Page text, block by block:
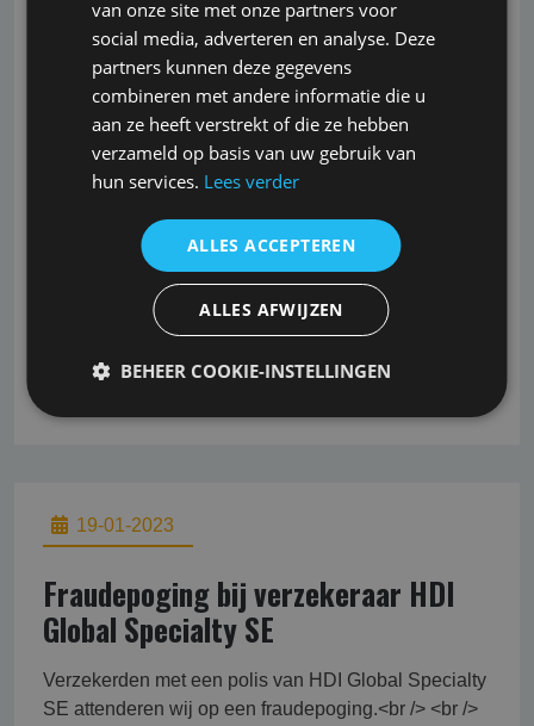
24-11-2022
Alta Signa
Alta Signa heeft een maximale tekencapaciteit tot €
10.000.000,- als primaire of excedentdekking
beroepsaansprakelijkheid. Als risicodragers
fungeren AXERIA IARD (66,67%) en SiriusPoint
International Insurance Corporation (33,33%). <br />
<br /> Alta Signa heeft een voorkeur voor de niet
standaard consultants in de volle breedte alsmede
voor technische beroepen en
19-01-2023
Fraudepoging bij verzekeraar HDI
Global Specialty SE
Verzekerden met een polis van HDI Global Specialty
SE attenderen wij op een fraudepoging.<br /> <br />
van onze site met onze partners voor
social media, adverteren en analyse. Deze
partners kunnen deze gegevens
combineren met andere informatie die u
aan ze heeft verstrekt of die ze hebben
verzameld op basis van uw gebruik van
hun services. Lees verder
ALLES ACCEPTEREN
ALLES AFWIJZEN
BEHEER COOKIE-INSTELLINGEN